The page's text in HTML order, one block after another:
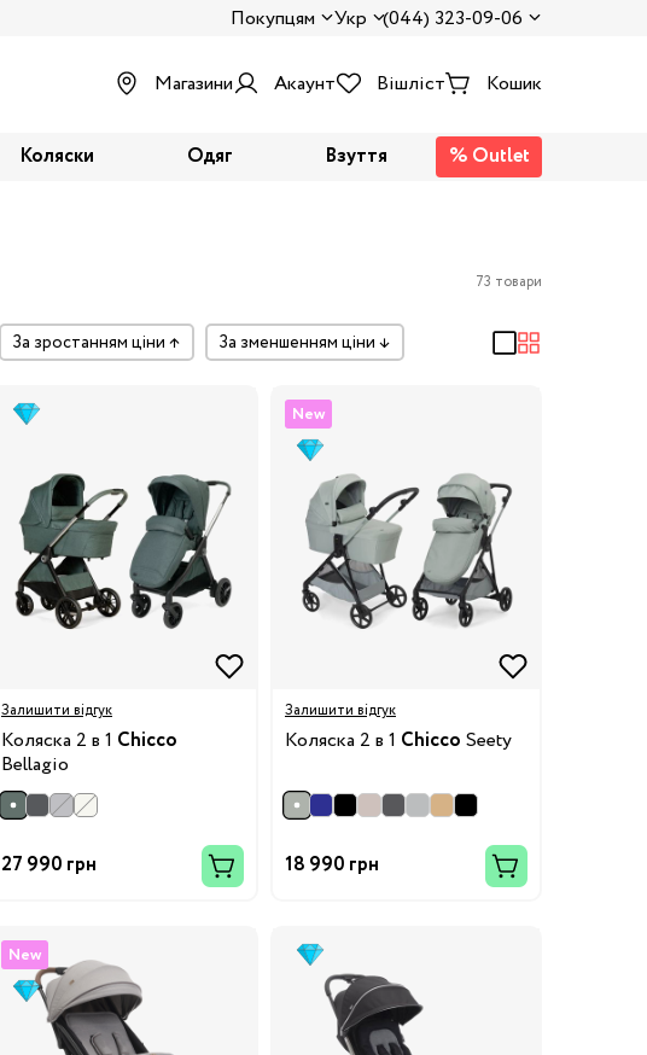
Покупцям Укр (044) 323-09-06
Магазини Акаунт Вішліст Кошик
Коляски Одяг Взуття
% Outlet
73 товари
за зростанням ціни ↑ за зменшенням ціни ↓
Залишити відгук
Коляска 2 в 1 Chicco
Bellagio
27 990 грн
New
Залишити відгук
Коляска 2 в 1 Chicco Seety
18 990 грн
New